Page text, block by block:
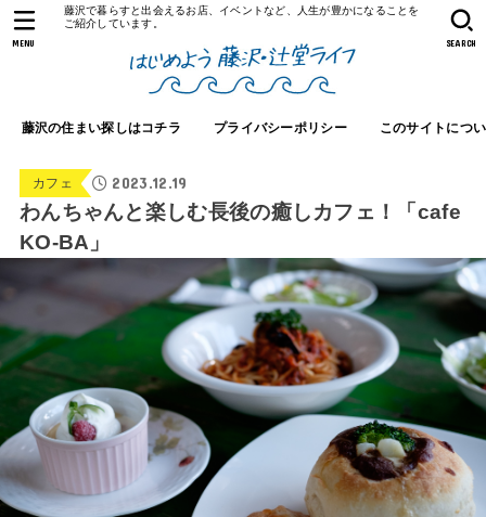
藤沢で暮らすと出会えるお店、イベントなど、人生が豊かになることを
ご紹介しています。
藤沢の住まい探しはコチラ プライバシーポリシー このサイトにつ
SEARCH
MENU
カフェ 2023.12.19
わんちゃんと楽しむ長後の癒しカフェ！「cafe
KO-BA」